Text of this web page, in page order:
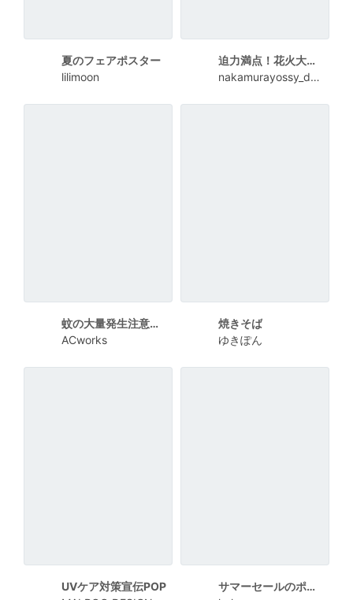
夏のフェアポスター
lilimoon
迫力満点！花火大会ポスター
nakamurayossy_design
蚊の大量発生注意の警告ポスターデザイン
ACworks
焼きそば
ゆきぽん
UVケア対策宣伝POP
サマーセールのポスター